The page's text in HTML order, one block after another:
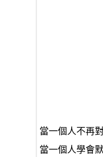
當一個人不再
當一個人學會